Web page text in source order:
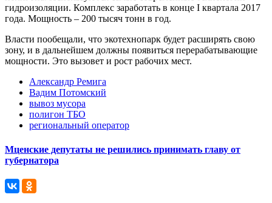
гидроизоляции. Комплекс заработать в конце I квартала 2017
года. Мощность – 200 тысяч тонн в год.
Власти пообещали, что экотехнопарк будет расширять свою
зону, и в дальнейшем должны появиться перерабатывающие
мощности. Это вызовет и рост рабочих мест.
Александр Ремига
Вадим Потомский
вывоз мусора
полигон ТБО
региональный оператор
Мценские депутаты не решились принимать главу от
губернатора